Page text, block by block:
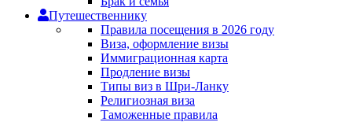
Путешественнику
Правила посещения в 2026 году
Виза, оформление визы
Иммиграционная карта
Продление визы
Типы виз в Шри-Ланку
Религиозная виза
Таможенные правила